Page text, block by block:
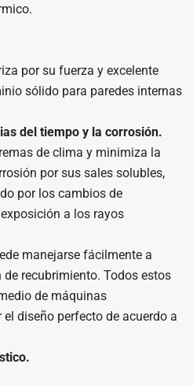
por su fuerza y excelente
sólido para paredes internas
del tiempo y la corrosión.
de clima y minimiza la
por sus sales solubles,
por los cambios de
a los rayos
manejarse fácilmente a
recubrimiento. Todos estos
de máquinas
diseño perfecto de acuerdo a